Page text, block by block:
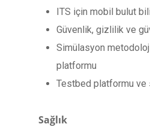
ITS için mobil bulut
Güvenlik, gizlilik ve
Simülasyon
platformu
Testbed platformu ve
Sağlık